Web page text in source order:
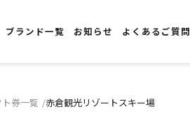
ブランド一覧 お知らせ よくあるご質問
券一覧 赤倉観光リゾートスキー場